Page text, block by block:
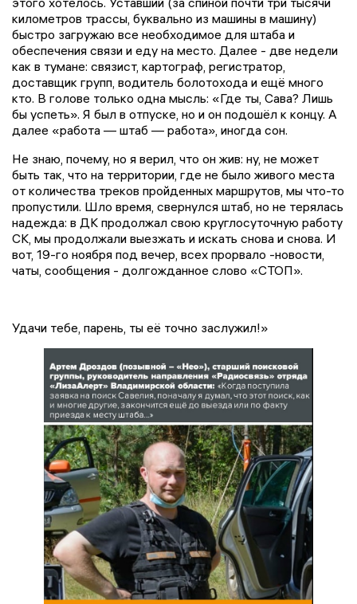
километров трассы, буквально из машины в машину)
быстро загружаю все необходимое для штаба и
обеспечения связи и еду на место. Далее - две недели
как в тумане: связист, картограф, регистратор,
доставщик групп, водитель болотохода и ещё много
кто. В голове только одна мысль: «Где ты, Сава? Лишь
бы успеть». Я был в отпуске, но и он подошёл к концу. А
далее «работа — штаб — работа», иногда сон.
Не знаю, почему, но я верил, что он жив: ну, не может
быть так, что на территории, где не было живого места
от количества треков пройденных маршрутов, мы что-то
пропустили. Шло время, свернулся штаб, но не терялась
надежда: в ДК продолжал свою круглосуточную работу
СК, мы продолжали выезжать и искать снова и снова. И
вот, 19-го ноября под вечер, всех прорвало -новости,
чаты, сообщения - долгожданное слово «СТОП».
Удачи тебе, парень, ты её точно заслужил!»